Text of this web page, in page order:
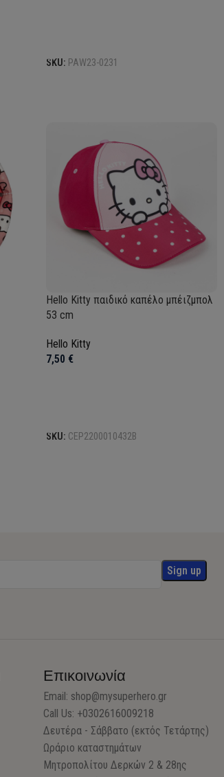
SKU: PAW23-0231
Hello Kitty παιδικό καπέλο μπέιζμπολ
53 cm
Hello Kitty
7,50 €
SKU: CEP2200010432B
Επικοινωνία
Email: shop@mysuperhero.gr
Call Us: +0302616009218
Δευτέρα - Σάββατο (εκτός Τετάρτης)
Ωράριο καταστημάτων
Μητροπολίτου Δερκών 2 & 28ης